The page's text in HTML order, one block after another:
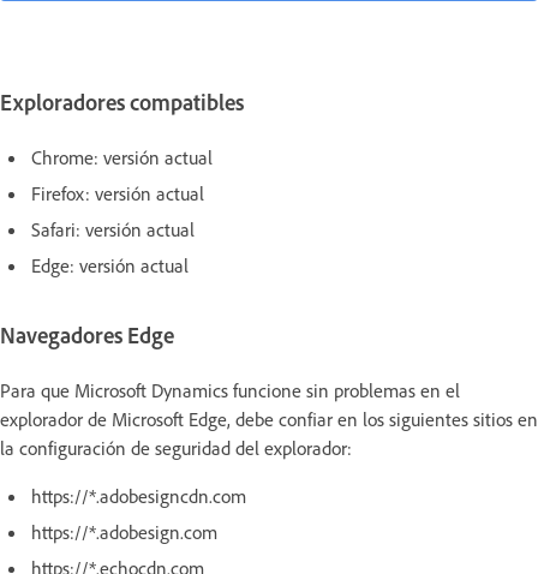
Exploradores compatibles
Chrome: versión actual
Firefox: versión actual
Safari: versión actual
Edge: versión actual
Navegadores Edge
Para que Microsoft Dynamics funcione sin problemas en el
explorador de Microsoft Edge, debe confiar en los siguientes sitios en
la configuración de seguridad del explorador:
https://*.adobesigncdn.com
https://*.adobesign.com
https://*.echocdn.com